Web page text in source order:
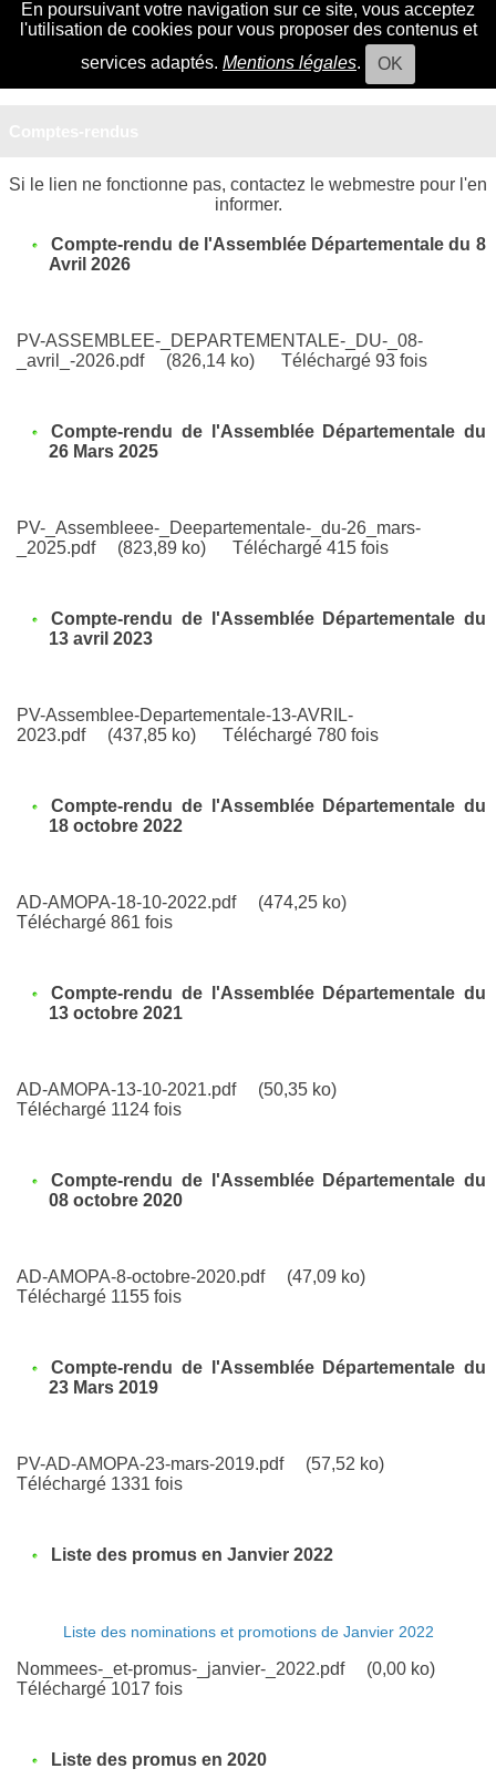
En poursuivant votre navigation sur ce site, vous acceptez
l'utilisation de cookies pour vous proposer des contenus et
services adaptés. Mentions légales. OK
Si le lien ne fonctionne pas, contactez le webmestre pour l'en
informer.
Compte-rendu de l'Assemblée Départementale du 8
Avril 2026
PV-ASSEMBLEE-_DEPARTEMENTALE-_DU-_08-
_avril_-2026.pdf
(826,14 ko) Téléchargé 93 fois
Compte-rendu de l'Assemblée Départementale du
26 Mars 2025
PV-_Assembleee-_Deepartementale-_du-26_mars-
_2025.pdf
(823,89 ko) Téléchargé 415 fois
Compte-rendu de l'Assemblée Départementale du
13 avril 2023
PV-Assemblee-Departementale-13-AVRIL-
2023.pdf
(437,85 ko) Téléchargé 780 fois
Compte-rendu de l'Assemblée Départementale du
18 octobre 2022
AD-AMOPA-18-10-2022.pdf
(474,25 ko)
Téléchargé 861 fois
Compte-rendu de l'Assemblée Départementale du
13 octobre 2021
AD-AMOPA-13-10-2021.pdf
(50,35 ko)
Téléchargé 1124 fois
Compte-rendu de l'Assemblée Départementale du
08 octobre 2020
AD-AMOPA-8-octobre-2020.pdf
(47,09 ko)
Téléchargé 1155 fois
Compte-rendu de l'Assemblée Départementale du
23 Mars 2019
PV-AD-AMOPA-23-mars-2019.pdf
(57,52 ko)
Téléchargé 1331 fois
Liste des promus en Janvier 2022
Liste des nominations et promotions de Janvier 2022
Nommees-_et-promus-_janvier-_2022.pdf
(0,00 ko)
Téléchargé 1017 fois
Liste des promus en 2020